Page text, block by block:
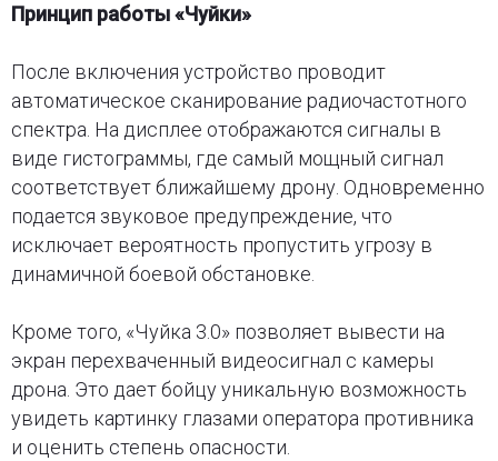
Принцип работы «Чуйки»
После включения устройство проводит
автоматическое сканирование радиочастотного
спектра. На дисплее отображаются сигналы в
виде гистограммы, где самый мощный сигнал
соответствует ближайшему дрону. Одновременно
подается звуковое предупреждение, что
исключает вероятность пропустить угрозу в
динамичной боевой обстановке.
Кроме того, «Чуйка 3.0» позволяет вывести на
экран перехваченный видеосигнал с камеры
дрона. Это дает бойцу уникальную возможность
увидеть картинку глазами оператора противника
и оценить степень опасности.